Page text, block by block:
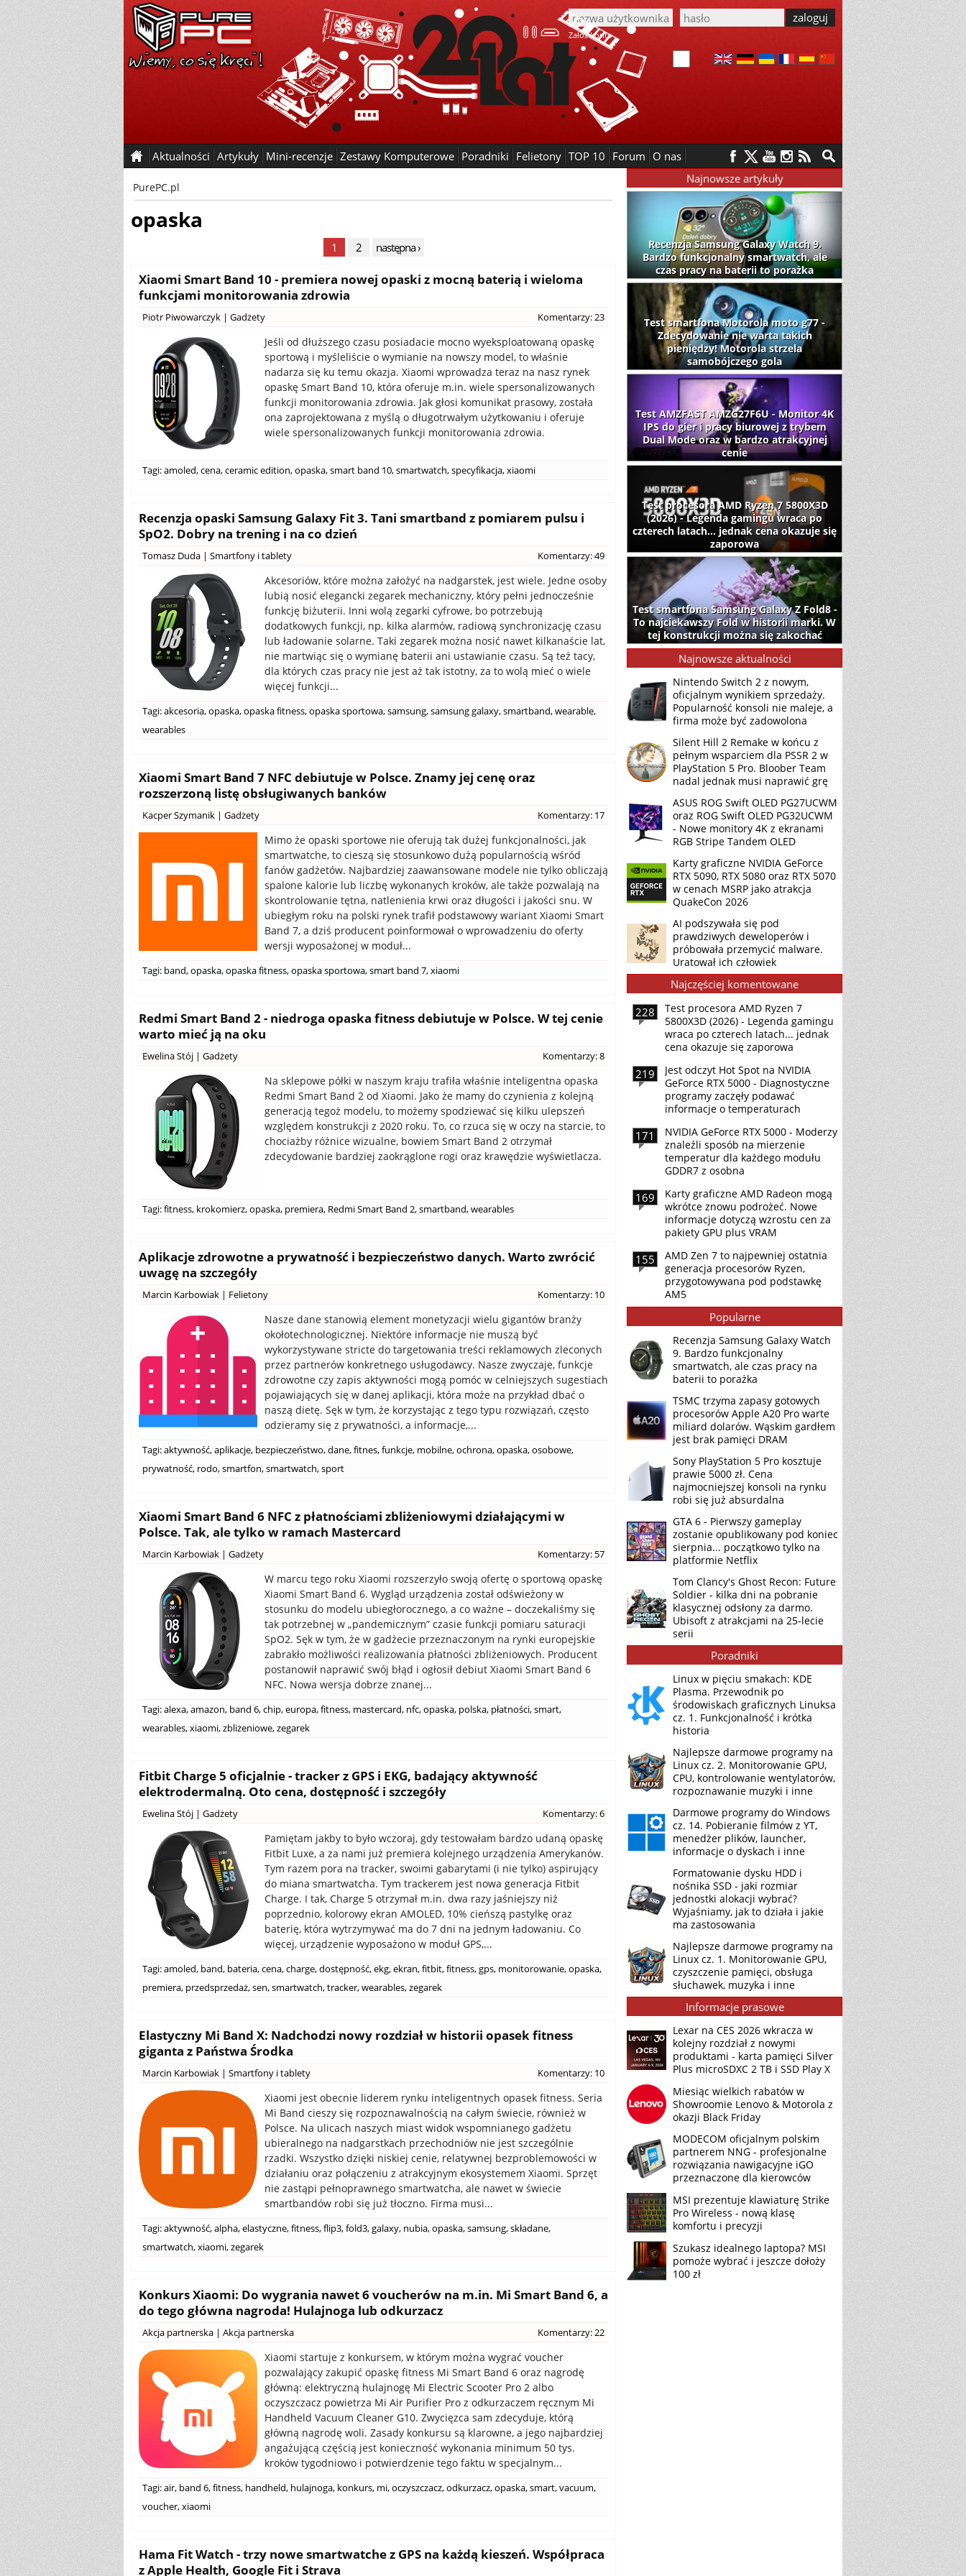
Załóż konto
Aktualności Artykuły Mini-recenzje Zestawy Komputerowe Poradniki Felietony TOP 10 Forum O nas
PurePC.pl
opaska
1 2 następna ›
Xiaomi Smart Band 10 - premiera nowej opaski z mocną baterią i wieloma
funkcjami monitorowania zdrowia
Piotr Piwowarczyk | Gadżety Komentarzy: 23
Jeśli od dłuższego czasu posiadacie mocno wyeksploatowaną opaskę
sportową i myśleliście o wymianie na nowszy model, to właśnie
nadarza się ku temu okazja. Xiaomi wprowadza teraz na nasz rynek
opaskę Smart Band 10, która oferuje m.in. wiele spersonalizowanych
funkcji monitorowania zdrowia. Jak głosi komunikat prasowy, została
ona zaprojektowana z myślą o długotrwałym użytkowaniu i oferuje
wiele spersonalizowanych funkcji monitorowania zdrowia.
Tagi:amoled,cena,ceramic edition,opaska,smart band 10,smartwatch,specyfikacja,xiaomi
Recenzja opaski Samsung Galaxy Fit 3. Tani smartband z pomiarem pulsu i
SpO2. Dobry na trening i na co dzień
Tomasz Duda | Smartfony i tablety Komentarzy: 49
Akcesoriów, które można założyć na nadgarstek, jest wiele. Jedne osoby
lubią nosić elegancki zegarek mechaniczny, który pełni jednocześnie
funkcję biżuterii. Inni wolą zegarki cyfrowe, bo potrzebują
dodatkowych funkcji, np. kilka alarmów, radiową synchronizację czasu
lub ładowanie solarne. Taki zegarek można nosić nawet kilkanaście lat,
nie martwiąc się o wymianę baterii ani ustawianie czasu. Są też tacy,
dla których czas pracy nie jest aż tak istotny, za to wolą mieć o wiele
więcej funkcji...
Tagi:akcesoria,opaska,opaska fitness,opaska sportowa,samsung,samsung galaxy,smartband,wearable,
wearables
Xiaomi Smart Band 7 NFC debiutuje w Polsce. Znamy jej cenę oraz
rozszerzoną listę obsługiwanych banków
Kacper Szymanik | Gadżety Komentarzy: 17
Mimo że opaski sportowe nie oferują tak dużej funkcjonalności, jak
smartwatche, to cieszą się stosunkowo dużą popularnością wśród
fanów gadżetów. Najbardziej zaawansowane modele nie tylko obliczają
spalone kalorie lub liczbę wykonanych kroków, ale także pozwalają na
skontrolowanie tętna, natlenienia krwi oraz długości i jakości snu. W
ubiegłym roku na polski rynek trafił podstawowy wariant Xiaomi Smart
Band 7, a dziś producent poinformował o wprowadzeniu do oferty
wersji wyposażonej w moduł...
Tagi: band,opaska,opaska fitness,opaska sportowa,smart band 7,xiaomi
Redmi Smart Band 2 - niedroga opaska fitness debiutuje w Polsce. W tej cenie
warto mieć ją na oku
Ewelina Stój | Gadżety Komentarzy: 8
Na sklepowe półki w naszym kraju trafiła właśnie inteligentna opaska
Redmi Smart Band 2 od Xiaomi. Jako że mamy do czynienia z kolejną
generacją tegoż modelu, to możemy spodziewać się kilku ulepszeń
względem konstrukcji z 2020 roku. To, co rzuca się w oczy na starcie, to
chociażby różnice wizualne, bowiem Smart Band 2 otrzymał
zdecydowanie bardziej zaokrąglone rogi oraz krawędzie wyświetlacza.
Tagi:fitness, krokomierz,opaska, premiera, Redmi Smart Band 2,smartband,wearables
Aplikacje zdrowotne a prywatność i bezpieczeństwo danych. Warto zwrócić
uwagę na szczegóły
Marcin Karbowiak | Felietony Komentarzy: 10
Nasze dane stanowią element monetyzacji wielu gigantów branży
okołotechnologicznej. Niektóre informacje nie muszą być
wykorzystywane stricte do targetowania treści reklamowych zleconych
przez partnerów konkretnego usługodawcy. Nasze zwyczaje, funkcje
zdrowotne czy zapis aktywności mogą pomóc w celniejszych sugestiach
pojawiających się w danej aplikacji, która może na przykład dbać o
naszą dietę. Sęk w tym, że korzystając z tego typu rozwiązań, często
odzieramy się z prywatności, a informacje,...
Tagi:aktywność,aplikacje, bezpieczeństwo,dane,fitnes,funkcje, mobilne,ochrona,opaska,osobowe,
prywatność, rodo,smartfon,smartwatch,sport
Xiaomi Smart Band 6 NFC z płatnościami zbliżeniowymi działającymi w
Polsce. Tak, ale tylko w ramach Mastercard
Marcin Karbowiak | Gadżety Komentarzy: 57
W marcu tego roku Xiaomi rozszerzyło swoją ofertę o sportową opaskę
Xiaomi Smart Band 6. Wygląd urządzenia został odświeżony w
stosunku do modelu ubiegłorocznego, a co ważne – doczekaliśmy się
tak potrzebnej w „pandemicznym” czasie funkcji pomiaru saturacji
SpO2. Sęk w tym, że w gadżecie przeznaczonym na rynki europejskie
zabrakło możliwości realizowania płatności zbliżeniowych. Producent
postanowił naprawić swój błąd i ogłosił debiut Xiaomi Smart Band 6
NFC. Nowa wersja dobrze znanej...
Tagi:alexa,amazon, band 6,chip,europa,fitness, mastercard, nfc,opaska, polska, płatności,smart,
wearables,xiaomi,zbliżeniowe,zegarek
Fitbit Charge 5 oficjalnie - tracker z GPS i EKG, badający aktywność
elektrodermalną. Oto cena, dostępność i szczegóły
Ewelina Stój | Gadżety Komentarzy: 6
Pamiętam jakby to było wczoraj, gdy testowałam bardzo udaną opaskę
Fitbit Luxe, a za nami już premiera kolejnego urządzenia Amerykanów.
Tym razem pora na tracker, swoimi gabarytami (i nie tylko) aspirujący
do miana smartwatcha. Tym trackerem jest nowa generacja Fitbit
Charge. I tak, Charge 5 otrzymał m.in. dwa razy jaśniejszy niż
poprzednio, kolorowy ekran AMOLED, 10% cieńszą pastylkę oraz
baterię, która wytrzymywać ma do 7 dni na jednym ładowaniu. Co
więcej, urządzenie wyposażono w moduł GPS,...
Tagi:amoled, band, bateria,cena,charge,dostępność,ekg,ekran,fitbit,fitness,gps, monitorowanie,opaska,
premiera, przedsprzedaż,sen,smartwatch,tracker,wearables,zegarek
Elastyczny Mi Band X: Nadchodzi nowy rozdział w historii opasek fitness
giganta z Państwa Środka
Marcin Karbowiak | Smartfony i tablety Komentarzy: 10
Xiaomi jest obecnie liderem rynku inteligentnych opasek fitness. Seria
Mi Band cieszy się rozpoznawalnością na całym świecie, również w
Polsce. Na ulicach naszych miast widok wspomnianego gadżetu
ubieralnego na nadgarstkach przechodniów nie jest szczególnie
rzadki. Wszystko dzięki niskiej cenie, relatywnej bezproblemowości w
działaniu oraz połączeniu z atrakcyjnym ekosystemem Xiaomi. Sprzęt
nie zastąpi pełnoprawnego smartwatcha, ale nawet w świecie
smartbandów robi się już tłoczno. Firma musi...
Tagi:aktywność,alpha,elastyczne,fitness,flip3,fold3,galaxy, nubia,opaska,samsung,składane,
smartwatch,xiaomi,zegarek
Konkurs Xiaomi: Do wygrania nawet 6 voucherów na m.in. Mi Smart Band 6, a
do tego główna nagroda! Hulajnoga lub odkurzacz
Akcja partnerska | Akcja partnerska Komentarzy: 22
Xiaomi startuje z konkursem, w którym można wygrać voucher
pozwalający zakupić opaskę fitness Mi Smart Band 6 oraz nagrodę
główną: elektryczną hulajnogę Mi Electric Scooter Pro 2 albo
oczyszczacz powietrza Mi Air Purifier Pro z odkurzaczem ręcznym Mi
Handheld Vacuum Cleaner G10. Zwycięzca sam zdecyduje, którą
główną nagrodę woli. Zasady konkursu są klarowne, a jego najbardziej
angażującą częścią jest konieczność wykonania minimum 50 tys.
kroków tygodniowo i potwierdzenie tego faktu w specjalnym...
Tagi:air, band 6,fitness, handheld, hulajnoga, konkurs, mi,oczyszczacz,odkurzacz,opaska,smart,vacuum,
voucher,xiaomi
Hama Fit Watch - trzy nowe smartwatche z GPS na każdą kieszeń. Współpraca
z Apple Health, Google Fit i Strava
Najnowsze artykuły
Recenzja Samsung Galaxy Watch 9.
Bardzo funkcjonalny smartwatch, ale
czas pracy na baterii to porażka
Test smartfona Motorola moto g77 -
Zdecydowanie nie warta takich
pieniędzy! Motorola strzela
samobójczego gola
Test AMZFAST AMZG27F6U - Monitor 4K
IPS do gier i pracy biurowej z trybem
Dual Mode oraz w bardzo atrakcyjnej
cenie
Test procesora AMD Ryzen 7 5800X3D
(2026) - Legenda gamingu wraca po
czterech latach... jednak cena okazuje się
zaporowa
Test smartfona Samsung Galaxy Z Fold8 -
To najciekawszy Fold w historii marki. W
tej konstrukcji można się zakochać
Najnowsze aktualności
Nintendo Switch 2 z nowym,
oficjalnym wynikiem sprzedaży.
Popularność konsoli nie maleje, a
firma może być zadowolona
Silent Hill 2 Remake w końcu z
pełnym wsparciem dla PSSR 2 w
PlayStation 5 Pro. Bloober Team
nadal jednak musi naprawić grę
ASUS ROG Swift OLED PG27UCWM
oraz ROG Swift OLED PG32UCWM
- Nowe monitory 4K z ekranami
RGB Stripe Tandem OLED
Karty graficzne NVIDIA GeForce
RTX 5090, RTX 5080 oraz RTX 5070
w cenach MSRP jako atrakcja
QuakeCon 2026
AI podszywała się pod
prawdziwych deweloperów i
próbowała przemycić malware.
Uratował ich człowiek
Najczęściej komentowane
228
Test procesora AMD Ryzen 7
5800X3D (2026) - Legenda gamingu
wraca po czterech latach... jednak
cena okazuje się zaporowa
219
Jest odczyt Hot Spot na NVIDIA
GeForce RTX 5000 - Diagnostyczne
programy zaczęły podawać
informacje o temperaturach
171
NVIDIA GeForce RTX 5000 - Moderzy
znaleźli sposób na mierzenie
temperatur dla każdego modułu
GDDR7 z osobna
169
Karty graficzne AMD Radeon mogą
wkrótce znowu podrożeć. Nowe
informacje dotyczą wzrostu cen za
pakiety GPU plus VRAM
155
AMD Zen 7 to najpewniej ostatnia
generacja procesorów Ryzen,
przygotowywana pod podstawkę
AM5
Popularne
Recenzja Samsung Galaxy Watch
9. Bardzo funkcjonalny
smartwatch, ale czas pracy na
baterii to porażka
TSMC trzyma zapasy gotowych
procesorów Apple A20 Pro warte
miliard dolarów. Wąskim gardłem
jest brak pamięci DRAM
Sony PlayStation 5 Pro kosztuje
prawie 5000 zł. Cena
najmocniejszej konsoli na rynku
robi się już absurdalna
GTA 6 - Pierwszy gameplay
zostanie opublikowany pod koniec
sierpnia... początkowo tylko na
platformie Netflix
Tom Clancy's Ghost Recon: Future
Soldier - kilka dni na pobranie
klasycznej odsłony za darmo.
Ubisoft z atrakcjami na 25-lecie
serii
Poradniki
Linux w pięciu smakach: KDE
Plasma. Przewodnik po
środowiskach graficznych Linuksa
cz. 1. Funkcjonalność i krótka
historia
Najlepsze darmowe programy na
Linux cz. 2. Monitorowanie GPU,
CPU, kontrolowanie wentylatorów,
rozpoznawanie muzyki i inne
Darmowe programy do Windows
cz. 14. Pobieranie filmów z YT,
menedżer plików, launcher,
informacje o dyskach i inne
Formatowanie dysku HDD i
nośnika SSD - jaki rozmiar
jednostki alokacji wybrać?
Wyjaśniamy, jak to działa i jakie
ma zastosowania
Najlepsze darmowe programy na
Linux cz. 1. Monitorowanie GPU,
czyszczenie pamięci, obsługa
słuchawek, muzyka i inne
Informacje prasowe
Lexar na CES 2026 wkracza w
kolejny rozdział z nowymi
produktami - karta pamięci Silver
Plus microSDXC 2 TB i SSD Play X
Miesiąc wielkich rabatów w
Showroomie Lenovo & Motorola z
okazji Black Friday
MODECOM oficjalnym polskim
partnerem NNG - profesjonalne
rozwiązania nawigacyjne iGO
przeznaczone dla kierowców
MSI prezentuje klawiaturę Strike
Pro Wireless - nową klasę
komfortu i precyzji
Szukasz idealnego laptopa? MSI
pomoże wybrać i jeszcze dołoży
100 zł